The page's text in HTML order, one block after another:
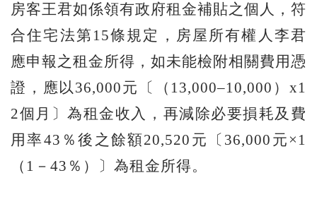
房客王君如係領有政府租金補貼之個人，符
合住宅法第15條規定，房屋所有權人李君
應申報之租金所得，如未能檢附相關費用憑
證，應以36,000元〔（13,000–10,000）x1
2個月〕為租金收入，再減除必要損耗及費
用率43％後之餘額20,520元〔36,000元×1
（1－43％）〕為租金所得。